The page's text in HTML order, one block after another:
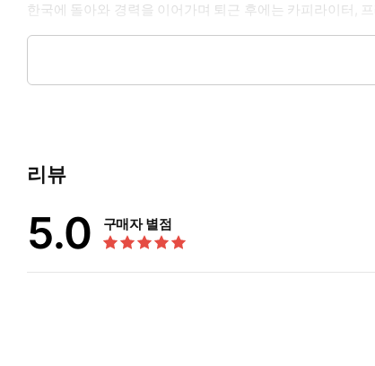
한국에 돌아와 경력을 이어가며 퇴근 후에는 카피라이터,
이 소통을 붙잡고 살아온 저자는, 현재 대학 강단과 외국
리뷰
5.0 구매자 별점